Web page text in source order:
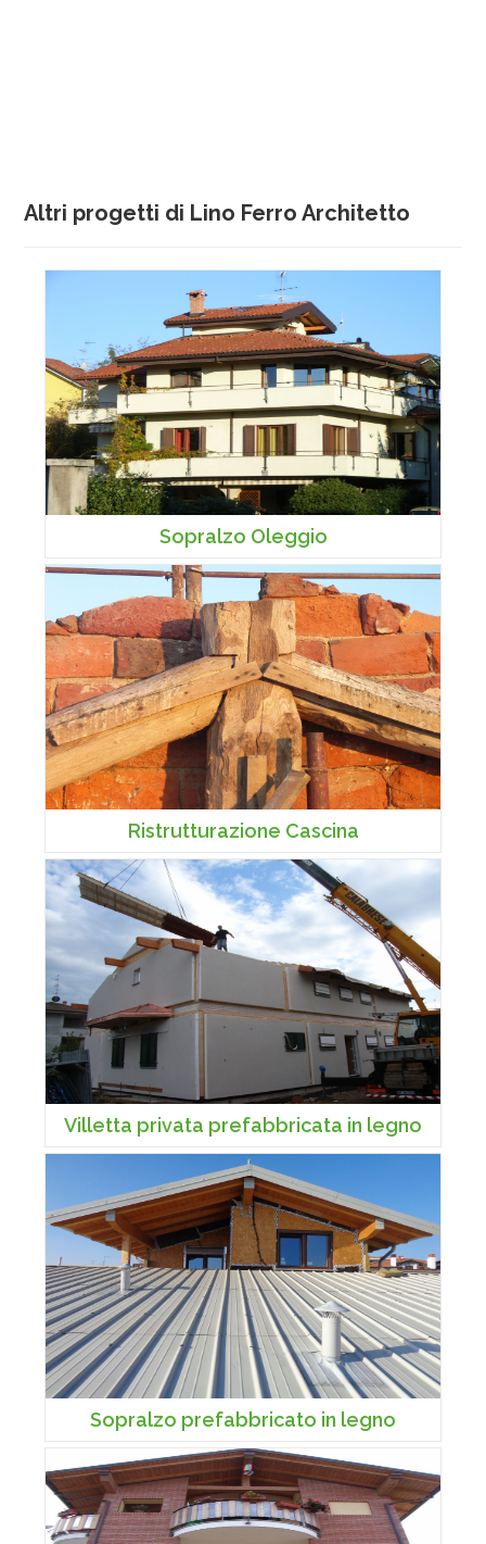
Altri progetti di Lino Ferro Architetto
Sopralzo Oleggio
Ristrutturazione Cascina
Villetta privata prefabbricata in legno
Sopralzo prefabbricato in legno